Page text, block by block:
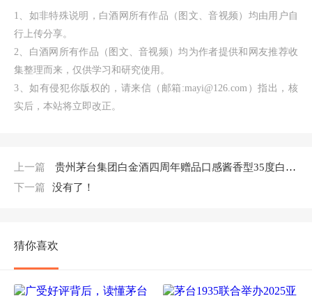
1、如非特殊说明，白酒网所有作品（图文、音视频）均由用户自
行上传分享。
2、白酒网所有作品（图文、音视频）均为作者提供和网友推荐收
集整理而来，仅供学习和研究使用。
3、如有侵犯你版权的，请来信（邮箱:mayi@126.com）指出，核
实后，本站将立即改正。
上一篇
贵州茅台集团白金酒四周年赠品口感酱香型35度白酒500ml单瓶装
下一篇
没有了！
猜你喜欢